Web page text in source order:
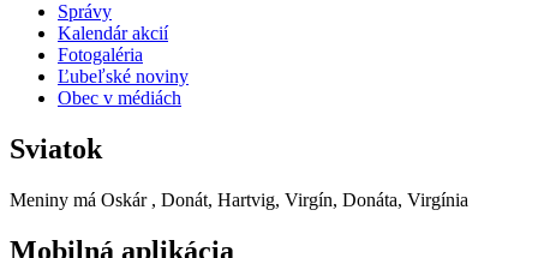
Správy
Kalendár akcií
Fotogaléria
Ľubeľské noviny
Obec v médiách
Sviatok
Meniny má Oskár , Donát, Hartvig, Virgín, Donáta, Virgínia
Mobilná aplikácia